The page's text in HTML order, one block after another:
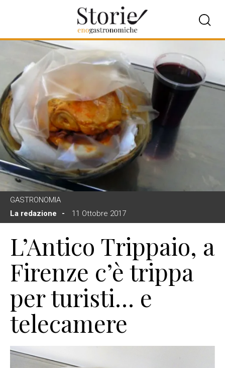
GASTRONOMIA
La redazione
11 Ottobre 2017
L’Antico Trippaio, a
Firenze c’è trippa
per turisti… e
telecamere